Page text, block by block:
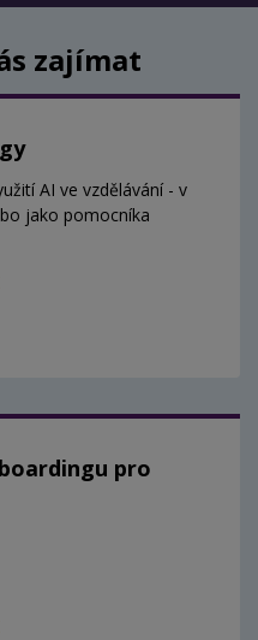
zajímat
AI ve vzdělávání - v
jako pomocníka
pro